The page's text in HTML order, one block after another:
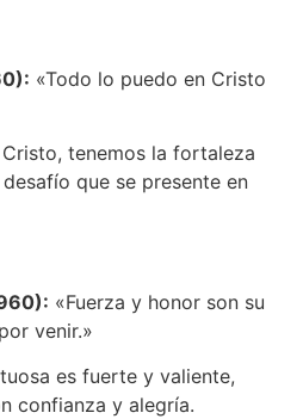
«Todo lo puedo en Cristo
tenemos la fortaleza
que se presente en
«Fuerza y honor son su
venir.»
es fuerte y valiente,
confianza y alegría.